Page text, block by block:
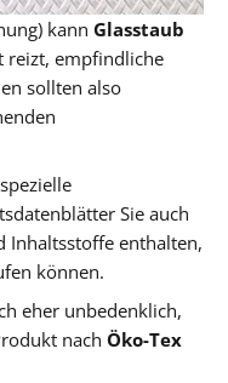
kann Glasstaub
reizt, empfindliche
sollten also
Sie auch
Inhaltsstoffe enthalten,
können.
eher unbedenklich,
nach Öko-Tex